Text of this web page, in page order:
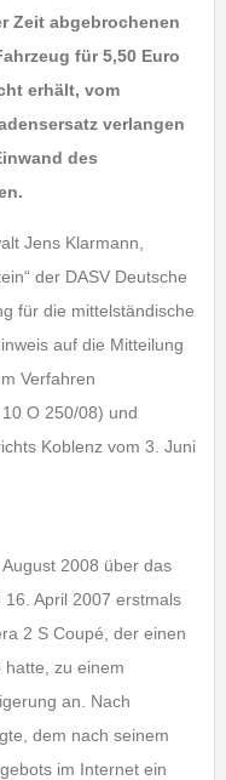
Zeit abgebrochenen
für 5,50 Euro
erhält, vom
verlangen
des
Jens Klarmann,
der DASV Deutsche
für die mittelständische
auf die Mitteilung
Verfahren
O 250/08) und
Koblenz vom 3. Juni
2008 über das
April 2007 erstmals
2 S Coupé, der einen
zu einem
an. Nach
dem nach seinem
im Internet ein